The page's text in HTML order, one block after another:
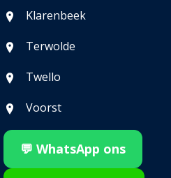
Klarenbeek
Terwolde
Twello
Voorst
💬 WhatsApp ons